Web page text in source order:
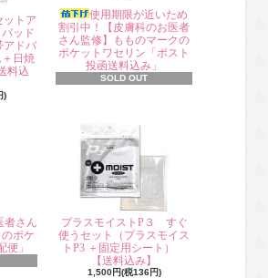
ットア
ッド
アドバ
日焼
料込
)
使用期限が近いため
割引中！【皮膚科のお医者
さん監修】もものマークの
ポケットワセリン「ポスト
投函送料込み」
SOLD OUT
者さん
ポケ
」
プラスモイストP３ すぐ
使うセット（プラスモイス
トP3 ＋固定用シート）
【送料込み】
1,500円(税136円)